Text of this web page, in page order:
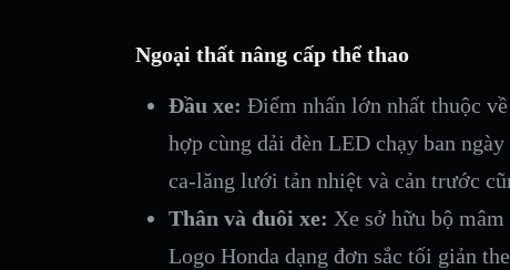
Ngoại thất nâng cấp thể thao
Đầu xe: Điểm nhấn lớn nhất thuộc
hợp cùng dải đèn LED chạy ban
ca-lăng lưới tản nhiệt và cản trước
Thân và đuôi xe: Xe sở hữu bộ
Logo Honda dạng đơn sắc tối giản